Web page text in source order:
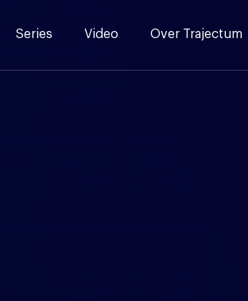
Series Video Over Trajectum